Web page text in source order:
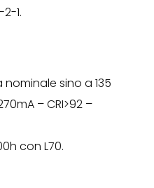
1.
nominale sino a 135
– CRI>92 –
con L70.